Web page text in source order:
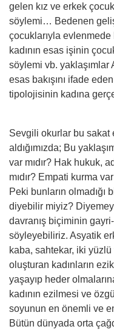
gelen kız ve erkek
söylemi… Bedenen
çocuklarıyla
kadının esas işinin
söylemi vb. yaklaşımlar
esas bakışını ifade
tipolojisinin kadına
Sevgili okurlar bu
aldığımızda; Bu
var mıdır? Hak hukuk,
mıdır? Empati kurma
Peki bunların olmadığı
diyebilir miyiz?
davranış biçiminin
söyleyebiliriz. Asyatik
kaba, sahtekar, iki yüzlü
oluşturan kadınların
yaşayıp heder
kadının ezilmesi ve
soyunun en önemli ve
Bütün dünyada orta